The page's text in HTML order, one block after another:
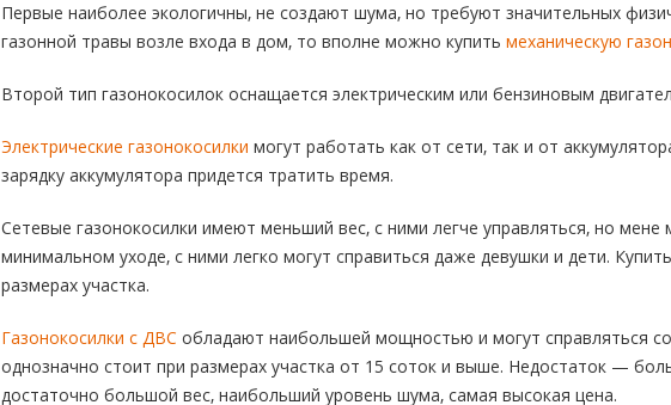
Первые наиболее экологичны, не создают шума, но требуют значительных
газонной травы возле входа в дом, то вполне можно купить механическую
Второй тип газонокосилок оснащается электрическим или бензиновым
Электрические газонокосилки могут работать как от сети, так и от
зарядку аккумулятора придется тратить время.
Сетевые газонокосилки имеют меньший вес, с ними легче управляться, но
минимальном уходе, с ними легко могут справиться даже девушки и дети.
размерах участка.
Газонокосилки с ДВС обладают наибольшей мощностью и могут справляться
однозначно стоит при размерах участка от 15 соток и выше. Недостаток —
достаточно большой вес, наибольший уровень шума, самая высокая цена.